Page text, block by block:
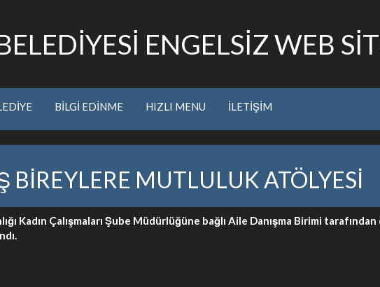
ENGELSİZ WEB
BİLGİ EDİNME HIZLI MENU İLETİŞİM
MUTLULUK ATÖLYESİ
Kadın Çalışmaları Şube Müdürlüğüne bağlı Aile Danışma Birimi